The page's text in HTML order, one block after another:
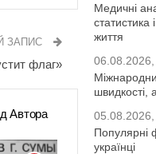
ЗАПИС
флаг»
Автора
Медичні
статистика
життя
швидкості,
Популярні
українці